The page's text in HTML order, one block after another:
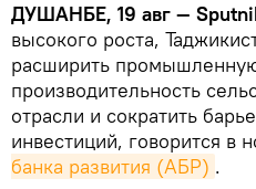
ДУШАНБЕ, 19 авг —
высокого роста,
расширить
производительность
отрасли и сократить
инвестиций, говорится в
банка развития (АБР) .